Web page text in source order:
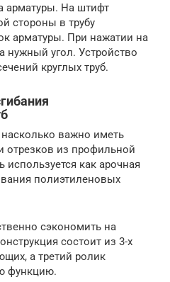
арматуры. На штифт
стороны в трубу
арматуры. При нажатии на
нужный угол. Устройство
круглых труб.
важно иметь
отрезков из профильной
как арочная
полиэтиленовых
сэкономить на
состоит из 3-х
а третий ролик
функцию.